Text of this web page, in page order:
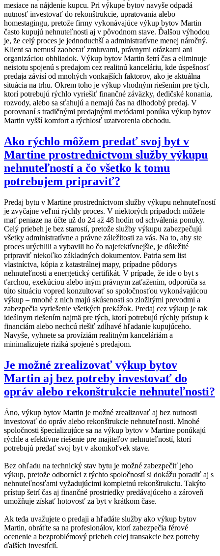
mesiace na nájdenie kupcu. Pri výkupe bytov navyše odpadá
nutnosť investovať do rekonštrukcie, upratovania alebo
homestagingu, pretože firmy vykonávajúce výkup bytov Martin
často kupujú nehnuteľnosti aj v pôvodnom stave. Ďalšou výhodou
je, že celý proces je jednoduchší a administratívne menej náročný.
Klient sa nemusí zaoberať zmluvami, právnymi otázkami ani
organizáciou obhliadok. Výkup bytov Martin šetrí čas a eliminuje
neistotu spojenú s predajom cez realitnú kanceláriu, kde úspešnosť
predaja závisí od mnohých vonkajších faktorov, ako je aktuálna
situácia na trhu. Okrem toho je výkup vhodným riešením pre tých,
ktorí potrebujú rýchlo vyriešiť finančné záväzky, dedičské konania,
rozvody, alebo sa sťahujú a nemajú čas na dlhodobý predaj. V
porovnaní s tradičnými predajnými metódami ponúka výkup bytov
Martin vyšší komfort a rýchlosť uzatvorenia obchodu.
Ako rýchlo môžem predať svoj byt v
Martine prostredníctvom služby výkupu
nehnuteľností a čo všetko k tomu
potrebujem pripraviť?
Predaj bytu v Martine prostredníctvom služby výkupu nehnuteľností
je zvyčajne veľmi rýchly proces. V niektorých prípadoch môžete
mať peniaze na účte už do 24 až 48 hodín od schválenia ponuky.
Celý priebeh je bez starostí, pretože služby výkupu zabezpečujú
všetky administratívne a právne záležitosti za vás. Na to, aby ste
proces urýchlili a vybavili ho čo najefektívnejšie, je dôležité
pripraviť niekoľko základných dokumentov. Patria sem list
vlastníctva, kópia z katastrálnej mapy, prípadne pôdorys
nehnuteľnosti a energetický certifikát. V prípade, že ide o byt s
ťarchou, exekúciou alebo iným právnym zaťažením, odporúča sa
túto situáciu vopred konzultovať so spoločnosťou vykonávajúcou
výkup – mnohé z nich majú skúsenosti so zložitými prevodmi a
zabezpečia vyriešenie všetkých prekážok. Predaj cez výkup je tak
ideálnym riešením najmä pre tých, ktorí potrebujú rýchly prístup k
financiám alebo nechcú riešiť zdĺhavé hľadanie kupujúceho.
Navyše, vyhnete sa províziám realitným kanceláriám a
minimalizujete riziká spojené s predajom.
Je možné zrealizovať výkup bytov
Martin aj bez potreby investovať do
opráv alebo rekonštrukcie nehnuteľnosti?
Áno, výkup bytov Martin je možné zrealizovať aj bez nutnosti
investovať do opráv alebo rekonštrukcie nehnuteľnosti. Mnohé
spoločnosti špecializujúce sa na výkup bytov v Martine ponúkajú
rýchle a efektívne riešenie pre majiteľov nehnuteľností, ktorí
potrebujú predať svoj byt v akomkoľvek stave.
Bez ohľadu na technický stav bytu je možné zabezpečiť jeho
výkup, pretože odborníci z týchto spoločností si dokážu poradiť aj s
nehnuteľnosťami vyžadujúcimi kompletnú rekonštrukciu. Takýto
prístup šetrí čas aj finančné prostriedky predávajúceho a zároveň
umožňuje získať hotovosť za byt v krátkom čase.
Ak teda uvažujete o predaji a hľadáte služby ako výkup bytov
Martin, obráťte sa na profesionálov, ktorí zabezpečia férové
ocenenie a bezproblémový priebeh celej transakcie bez potreby
ďalších investícií.